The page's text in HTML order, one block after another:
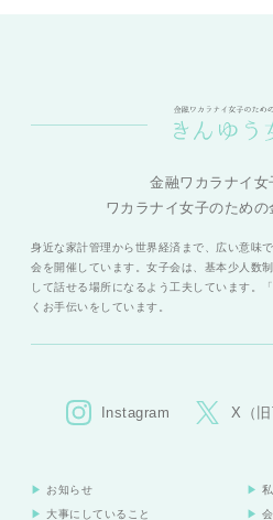
金融ワカラナイ女
ワカラナイ女子のため
身近な家計管理から世界経済まで、広い意味
会を開催しています。女子会は、基本少人数
して話せる場所になるよう工夫しています。
くお手伝いをしています。
Instagram X（旧
お知らせ
大事にしていること